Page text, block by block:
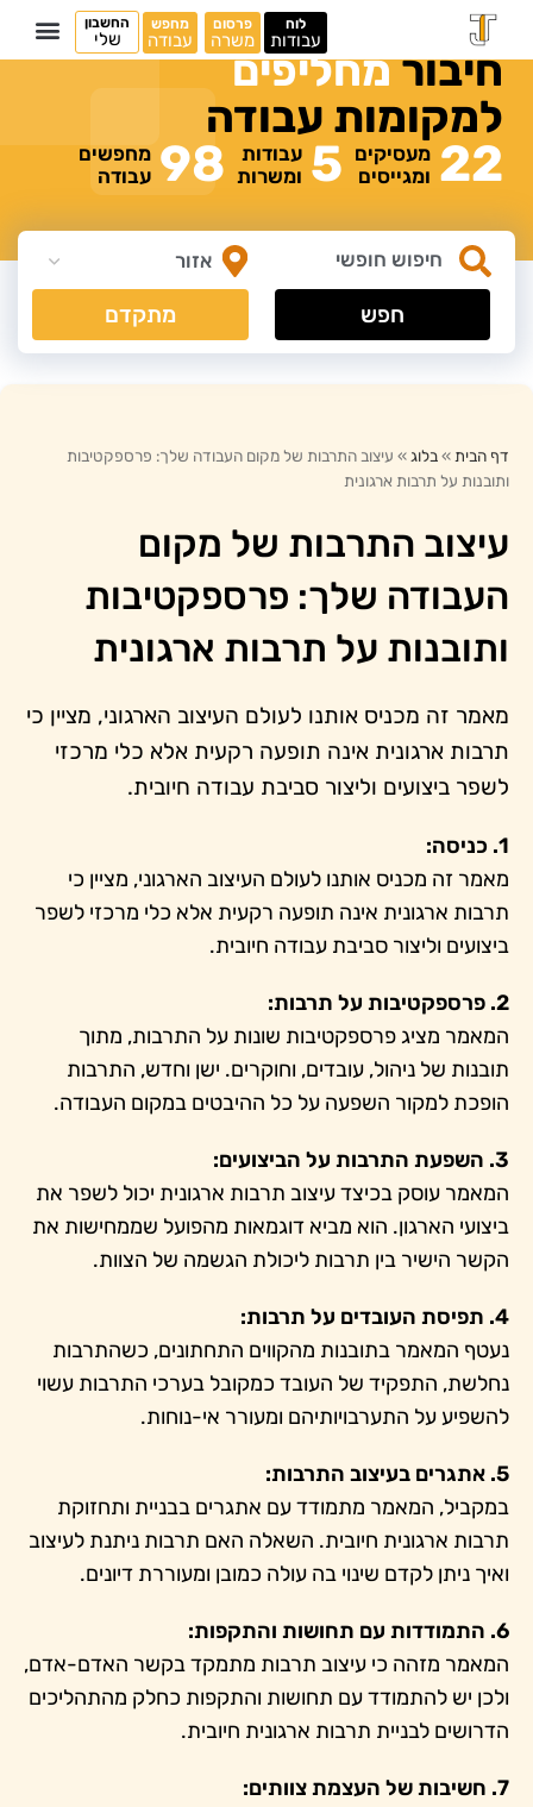
לוח
עבודות
פרסום
משרה
מחפש
עבודה
החשבון
שלי
חיבורמחליפים
למקומות עבודה
22 מעסיקים
ומגייסים
5 עבודות
ומשרות 98 מחפשים
עבודה
חפש מתקדם
דף הבית »בלוג » עיצוב התרבות של מקום העבודה שלך: פרספקטיבות
ותובנות על תרבות ארגונית
עיצוב התרבות של מקום
העבודה שלך: פרספקטיבות
ותובנות על תרבות ארגונית
מאמר זה מכניס אותנו לעולם העיצוב הארגוני, מציין כי
תרבות ארגונית אינה תופעה רקעית אלא כלי מרכזי
לשפר ביצועים וליצור סביבת עבודה חיובית.
1. כניסה:
מאמר זה מכניס אותנו לעולם העיצוב הארגוני, מציין כי
תרבות ארגונית אינה תופעה רקעית אלא כלי מרכזי לשפר
ביצועים וליצור סביבת עבודה חיובית.
2. פרספקטיבות על תרבות:
המאמר מציג פרספקטיבות שונות על התרבות, מתוך
תובנות של ניהול, עובדים, וחוקרים. ישן וחדש, התרבות
הופכת למקור השפעה על כל ההיבטים במקום העבודה.
3. השפעת התרבות על הביצועים:
המאמר עוסק בכיצד עיצוב תרבות ארגונית יכול לשפר את
ביצועי הארגון. הוא מביא דוגמאות מהפועל שממחישות את
הקשר הישיר בין תרבות ליכולת הגשמה של הצוות.
4. תפיסת העובדים על תרבות:
נעטף המאמר בתובנות מהקווים התחתונים, כשהתרבות
נחלשת, התפקיד של העובד כמקובל בערכי התרבות עשוי
להשפיע על התערבויותיהם ומעורר אי-נוחות.
5. אתגרים בעיצוב התרבות:
במקביל, המאמר מתמודד עם אתגרים בבניית ותחזוקת
תרבות ארגונית חיובית. השאלה האם תרבות ניתנת לעיצוב
ואיך ניתן לקדם שינוי בה עולה כמובן ומעוררת דיונים.
6. התמודדות עם תחושות והתקפות:
המאמר מזהה כי עיצוב תרבות מתמקד בקשר האדם-אדם,
ולכן יש להתמודד עם תחושות והתקפות כחלק מהתהליכים
הדרושים לבניית תרבות ארגונית חיובית.
7. חשיבות של העצמת צוותים: